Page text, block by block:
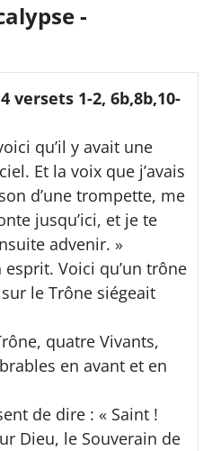
-
versets 1-2, 6b,8b,10-
qu’il y avait une
Et la voix que j’avais
d’une trompette, me
jusqu’ici, et je te
advenir. »
Voici qu’un trône
le Trône siégeait
quatre Vivants,
en avant et en
de dire : « Saint !
Dieu, le Souverain de